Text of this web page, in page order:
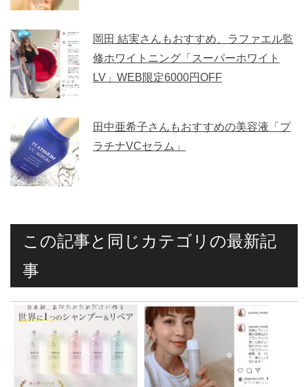
岡田 結実さんもおすすめ、ラファエル監
修ホワイトニング「スーパーホワイト
LV」WEB限定6000円OFF
田中亜希子さんもおすすめの美容液「プ
ラチナVCセラム」
この記事と同じカテゴリの最新記
事